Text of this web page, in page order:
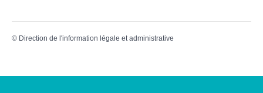
© Direction de l'information légale et administrative